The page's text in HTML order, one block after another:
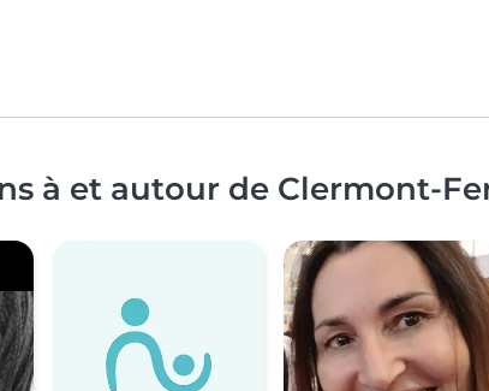
à et autour de Clermont-